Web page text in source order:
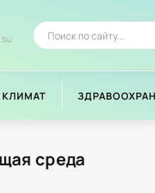
КЛИМАТ
среда